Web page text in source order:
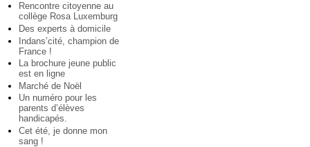
Rencontre citoyenne au
collège Rosa Luxemburg
Des experts à domicile
Indans’cité, champion de
France !
La brochure jeune public
est en ligne
Marché de Noël
Un numéro pour les
parents d’élèves
handicapés.
Cet été, je donne mon
sang !